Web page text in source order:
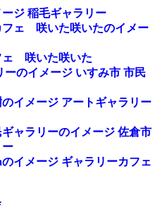
稲毛ギャラリー
ェ 咲いた咲いた
いすみ市 市民
アートギャラリー
佐倉市
ギャラリーカフェ